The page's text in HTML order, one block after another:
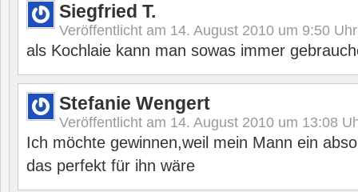
Siegfried T.
Veröffentlicht am 14. August 2010 um 9:50 Uhr
als Kochlaie kann man sowas immer
Stefanie Wengert
Veröffentlicht am 14. August 2010 um 13:08
Ich möchte gewinnen,weil mein Mann ein
das perfekt für ihn wäre